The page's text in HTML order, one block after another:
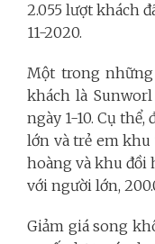
2.055 lượt khách
11-2020.
Một trong
khách là
ngày 1-10. Cụ
lớn và trẻ em
hoàng và khu đồi
với người lớn,
Giảm giá song